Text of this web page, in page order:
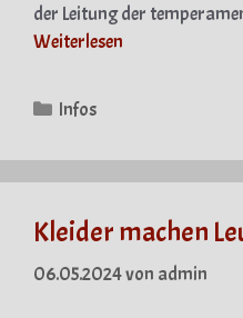
der Leitung der
Weiterlesen
Kategorien
Infos
Kleider machen
06.05.2024von admin